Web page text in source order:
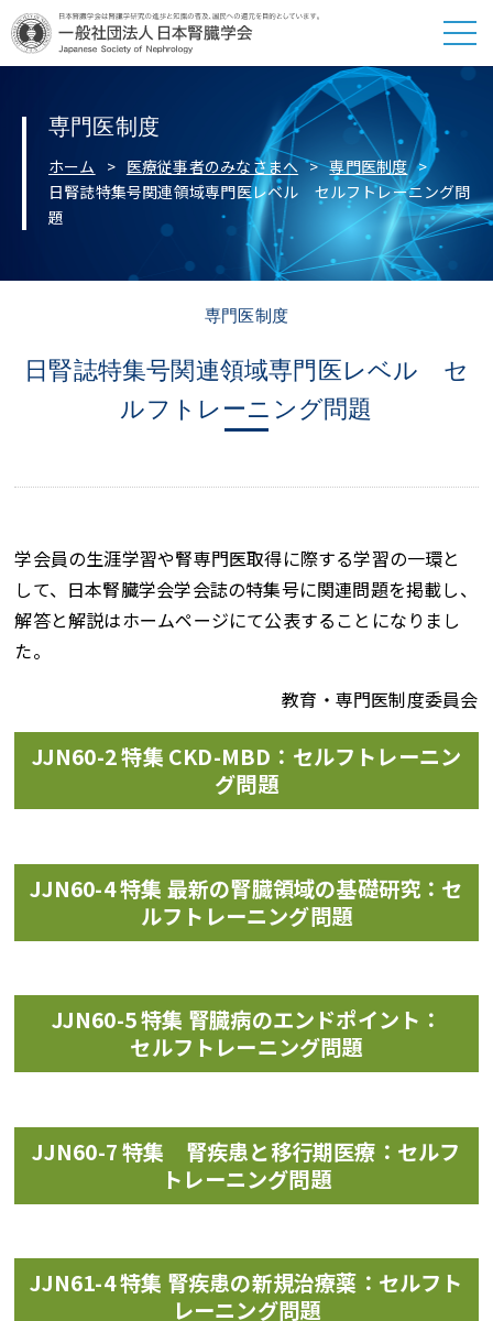
専門医制度
ホーム 医療従事者のみなさまへ
専門医制度
日腎誌特集号関連領域専門医レベル セルフトレーニング問
題
専門医制度
日腎誌特集号関連領域専門医レベル セ
ルフトレーニング問題
学会員の生涯学習や腎専門医取得に際する学習の一環と
して、日本腎臓学会学会誌の特集号に関連問題を掲載し、
解答と解説はホームページにて公表することになりまし
た。
教育・専門医制度委員会
JJN60-2 特集 CKD-MBD：セルフトレーニン
グ問題
JJN60-4 特集 最新の腎臓領域の基礎研究：セ
ルフトレーニング問題
JJN60-5 特集 腎臓病のエンドポイント：
セルフトレーニング問題
JJN60-7 特集 腎疾患と移行期医療：セルフ
トレーニング問題
JJN61-4 特集 腎疾患の新規治療薬：セルフト
レーニング問題